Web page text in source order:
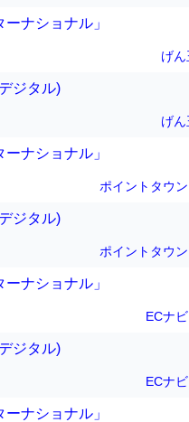
ナショナル」
げん
ジタル)
げん
ナショナル」
ポイントタウン
ジタル)
ポイントタウン
ナショナル」
ECナビ
ジタル)
ECナビ
ナショナル」